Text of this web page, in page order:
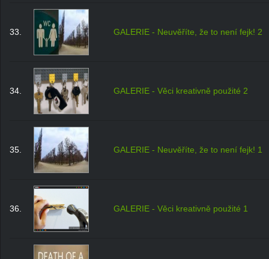
33. GALERIE - Neuvěříte, že to není fejk! 2
34. GALERIE - Věci kreativně použité 2
35. GALERIE - Neuvěříte, že to není fejk! 1
36. GALERIE - Věci kreativně použité 1